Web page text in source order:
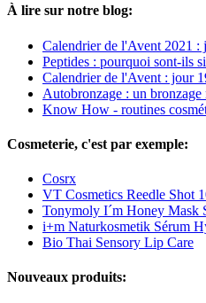
À lire sur notre blog:
Calendrier de l'Avent 2021 :
Peptides : pourquoi sont-ils
Calendrier de l'Avent : jour
Autobronzage : un bronzage
Know How - routines
Cosmeterie, c'est par exemple:
Cosrx
VT Cosmetics Reedle Shot
Tonymoly I´m Honey Mask
i+m Naturkosmetik Sérum
Bio Thai Sensory Lip Care
Nouveaux produits: